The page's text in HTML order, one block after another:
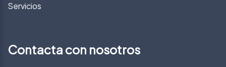
Servicios
Contacta con nosotros